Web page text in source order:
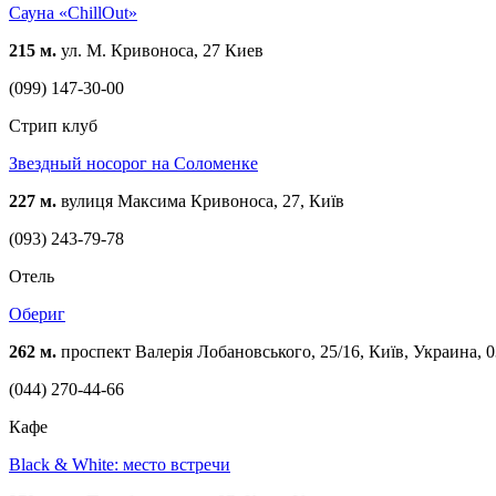
Сауна «ChillOut»
215 м. ул. М. Кривоноса, 27 Киев
(099) 147-30-00
Стрип клуб
Звездный носорог на Соломенке
227 м. вулиця Максима Кривоноса, 27, Київ
(093) 243-79-78
Отель
Обериг
262 м. проспект Валерія Лобановського, 25/16, Київ, Украина,
(044) 270-44-66
Кафе
Black & White: место встречи